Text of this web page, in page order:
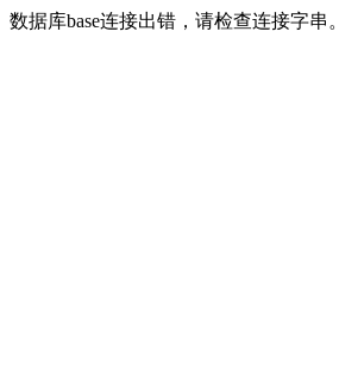
数据库base连接出错，请检查连接字串。